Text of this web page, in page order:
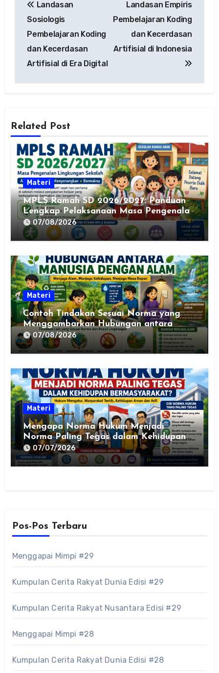
pos
Landasan
Sosiologis
Pembelajaran Koding
dan Kecerdasan
Artifisial di Era Digital
Landasan Empiris
Pembelajaran Koding
dan Kecerdasan
Artifisial di Indonesia
Related Post
Materi
MPLS Ramah SD 2026/2027: Panduan
Lengkap Pelaksanaan Masa Pengenalan
Lingkungan Sekolah yang Aman,
Nyaman, dan Bermakna
07/08/2026
Materi
Contoh Tindakan Sesuai Norma yang
Menggambarkan Hubungan antara
Manusia dengan Alam
07/08/2026
Materi
Mengapa Norma Hukum Menjadi
Norma Paling Tegas dalam Kehidupan
Bermasyarakat? Pengertian, Ciri-Ciri,
Fungsi, dan Contohnya
07/07/2026
Pos-Pos Terbaru
Menggapai Mimpi #29
Kumpulan Cerita Rakyat Dunia Edisi #29
Kumpulan Cerita Rakyat Nusantara Edisi #29
Menggapai Mimpi #28
Kumpulan Cerita Rakyat Dunia Edisi #28